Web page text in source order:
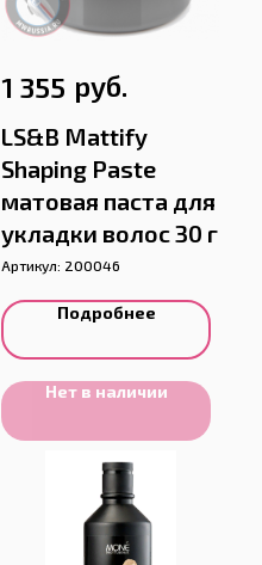
1 355 руб.
LS&B Mattify
Shaping Paste
матовая паста для
укладки волос 30 г
Артикул: 200046
Подробнее
Нет в наличии